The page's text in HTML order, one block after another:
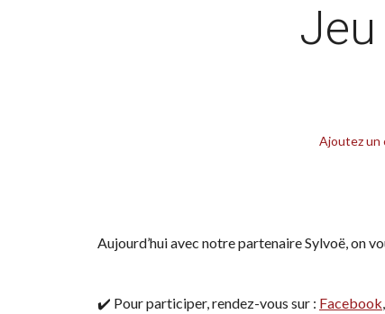
Jeu
Ajoutez un
Aujourd’hui avec notre partenaire Sylvoë, on
✔️ Pour participer, rendez-vous sur : Facebook